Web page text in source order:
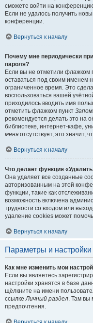
сможете войти на
Если не удалось получить
конференции.
Вернуться к началу
Почему мне периодически
пароля?
Если вы не отметили флажком
оставаться под своим именем
ограниченное время. Это
воспользоваться вашей
приходилось вводить имя
отметить флажком пункт
рекомендуется делать это на
библиотеке, интернет-кафе,
меня отсутствует, это значит,
Вернуться к началу
Что делает функция
Она удаляет все созданные
авторизованным на этой
функции, такие как
возможность включена
трудности со входом или
удаление cookies может
Вернуться к началу
Параметры и настройки
Как мне изменить мои
Если вы являетесь
настройки хранятся в базе
щёлкните на имени
ссылкеЛичный раздел. Там вы
предпочтения.